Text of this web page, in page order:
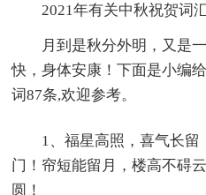
2021年有关中秋祝贺词
月到是秋分外明，又是
快，身体安康！下面是小编
词87条,欢迎参考。
1、福星高照，喜气长
门！帘短能留月，楼高不碍
圆！